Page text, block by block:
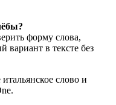
форму слова,
вариант в тексте без
итальянское слово и